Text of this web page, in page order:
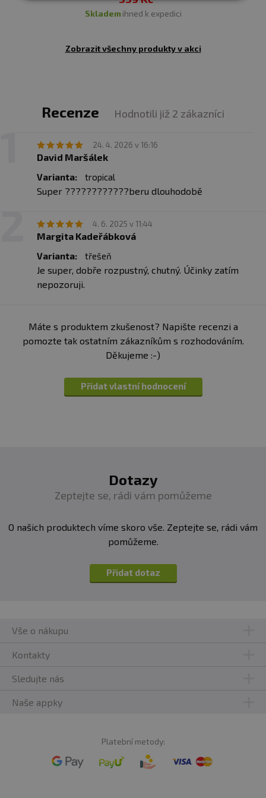
zvýrazněny.
skladem ihned k expedici
Zobrazit všechny produkty v akci
Recenze Hodnotili již 2 zákazníci
24. 4. 2026 v 16:16
David Maršálek
Varianta: tropical
Super ????????????beru dlouhodobě
4. 6. 2025 v 11:44
Margita Kadeřábková
Varianta: třešeň
Je super, dobře rozpustný, chutný. Účinky zatím
nepozoruji.
Máte s produktem zkušenost? Napište recenzi a
pomozte tak ostatním zákazníkům s rozhodováním.
Děkujeme :-)
Přidat vlastní hodnocení
Dotazy
Zeptejte se, rádi vám pomůžeme
O našich produktech víme skoro vše. Zeptejte se, rádi vám
pomůžeme.
Přidat dotaz
Vše o nákupu
Kontakty
Sledujte nás
Naše appky
Platební metody: